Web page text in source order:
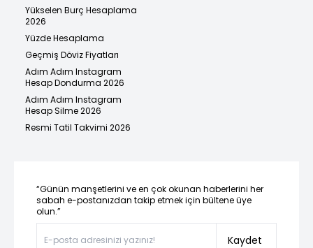
Yükselen Burç Hesaplama
2026
Yüzde Hesaplama
Geçmiş Döviz Fiyatları
Adım Adım Instagram
Hesap Dondurma 2026
Adım Adım Instagram
Hesap Silme 2026
Resmi Tatil Takvimi 2026
“Günün manşetlerini ve en çok okunan haberlerini her
sabah e-postanızdan takip etmek için bültene üye
olun.”
Kaydet